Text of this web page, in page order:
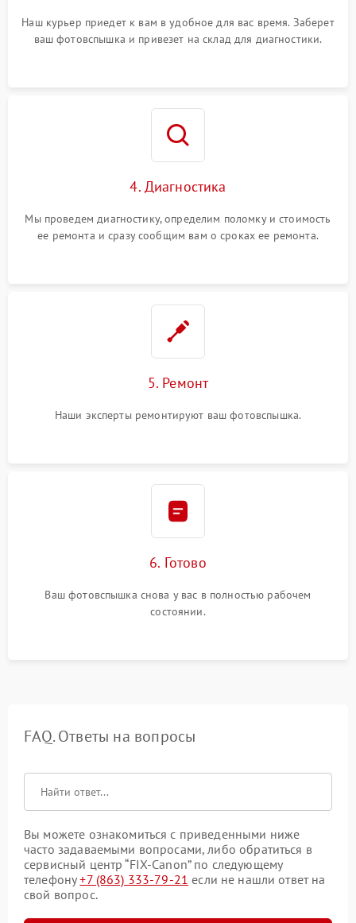
Наш курьер приедет к вам в удобное для вас время. Заберет
ваш фотовспышка и привезет на склад для диагностики.
4. Диагностика
Мы проведем диагностику, определим поломку и стоимость
ее ремонта и сразу сообщим вам о сроках ее ремонта.
5. Ремонт
Наши эксперты ремонтируют ваш фотовспышка.
6. Готово
Ваш фотовспышка снова у вас в полностью рабочем
состоянии.
FAQ. Ответы на вопросы
Вы можете ознакомиться с приведенными ниже
часто задаваемыми вопросами, либо обратиться в
сервисный центр “FIX-Canon” по следующему
телефону+7 (863) 333-79-21 если не нашли ответ на
свой вопрос.